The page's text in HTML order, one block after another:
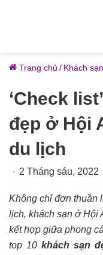
Trang chủ / Khách
‘Check
đẹp ở Hội
du lịch
2 Tháng sáu, 2022
Không chỉ đơn thuần
lịch, khách sạn ở Hội
kết hợp giữa phong
top 10 khách sạn